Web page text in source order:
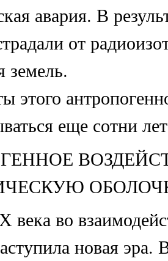
авария. В
от
земель.
этого
еще сотни
века во
новая эра.